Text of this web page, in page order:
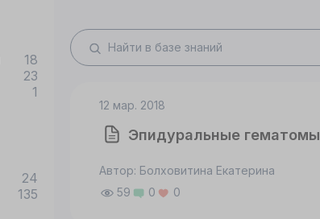
18
23
1
24
135
12 мар. 2018
Эпидуральные гематомы
Автор: Болховитина Екатерина
59
0 0